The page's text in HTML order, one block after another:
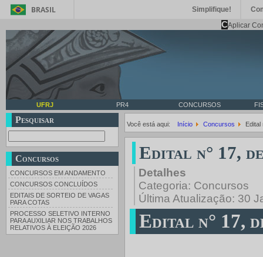
BRASIL Simplifique!
CAplicar
UFRJ PR4 CONCURSOS
Pesquisar
Concursos
CONCURSOS EM ANDAMENTO
CONCURSOS CONCLUÍDOS
EDITAIS DE SORTEIO DE VAGAS
PARA COTAS
PROCESSO SELETIVO INTERNO
PARA AUXILIAR NOS TRABALHOS
RELATIVOS À ELEIÇÃO 2026
Você está aqui: Início Concursos Edital
Edital n° 17,
Detalhes
Categoria: Concursos
Última Atualização: 30
Edital n° 17,